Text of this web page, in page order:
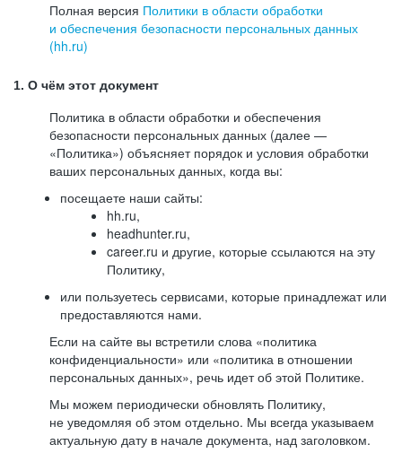
Полная версия Политики в области обработки
и обеспечения безопасности персональных данных
(hh.ru)
1. О чём этот документ
Политика в области обработки и обеспечения
безопасности персональных данных (далее —
«Политика») объясняет порядок и условия обработки
ваших персональных данных, когда вы:
посещаете наши сайты:
hh.ru,
headhunter.ru,
career.ru и другие, которые ссылаются на эту
Политику,
или пользуетесь сервисами, которые принадлежат или
предоставляются нами.
Если на сайте вы встретили слова «политика
конфиденциальности» или «политика в отношении
персональных данных», речь идет об этой Политике.
Мы можем периодически обновлять Политику,
не уведомляя об этом отдельно. Мы всегда указываем
актуальную дату в начале документа, над заголовком.